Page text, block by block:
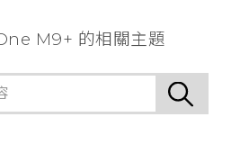
M9+ 的相關主題